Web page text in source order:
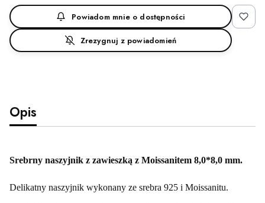
Powiadom mnie o dostępności
Zrezygnuj z powiadomień
Opis
Srebrny naszyjnik z zawieszką z Moissanitem 8,0*8,0 mm.
Delikatny naszyjnik wykonany ze srebra 925 i Moissanitu.